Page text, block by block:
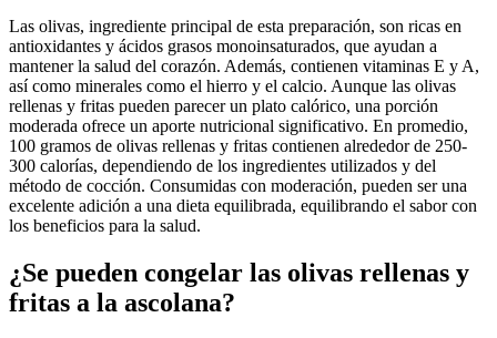
Las olivas, ingrediente principal de esta preparación, son ricas en
antioxidantes y ácidos grasos monoinsaturados, que ayudan a
mantener la salud del corazón. Además, contienen vitaminas E y A,
así como minerales como el hierro y el calcio. Aunque las olivas
rellenas y fritas pueden parecer un plato calórico, una porción
moderada ofrece un aporte nutricional significativo. En promedio,
100 gramos de olivas rellenas y fritas contienen alrededor de 250-
300 calorías, dependiendo de los ingredientes utilizados y del
método de cocción. Consumidas con moderación, pueden ser una
excelente adición a una dieta equilibrada, equilibrando el sabor con
los beneficios para la salud.
¿Se pueden congelar las olivas rellenas y
fritas a la ascolana?